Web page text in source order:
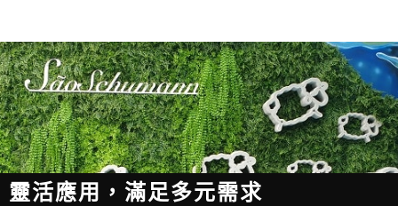
靈活應用，滿足多元需求